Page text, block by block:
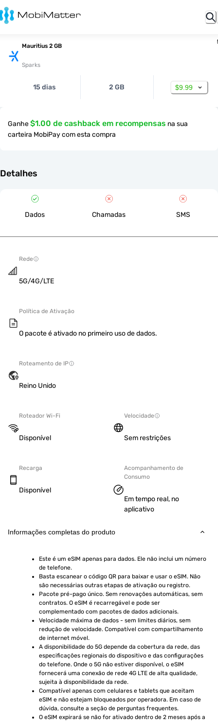
Mauritius 2 GB
Sparks
15 dias 2 GB $9.99
Ganhe$1.00 de cashback em recompensas na sua
carteira MobiPay com esta compra
Detalhes
Dados Chamadas SMS
Rede
5G/4G/LTE
Política de Ativação
O pacote é ativado no primeiro uso de dados.
Roteamento de IP
Reino Unido
Roteador Wi-Fi
Disponível
Velocidade
Sem restrições
Recarga
Disponível
Acompanhamento de
Consumo
Em tempo real, no
aplicativo
Informações completas do produto
Este é um eSIM apenas para dados. Ele não inclui um número
de telefone.
Basta escanear o código QR para baixar e usar o eSIM. Não
são necessárias outras etapas de ativação ou registro.
Pacote pré-pago único. Sem renovações automáticas, sem
contratos. O eSIM é recarregável e pode ser
complementado com pacotes de dados adicionais.
Velocidade máxima de dados - sem limites diários, sem
redução de velocidade. Compatível com compartilhamento
de internet móvel.
A disponibilidade do 5G depende da cobertura da rede, das
especificações regionais do dispositivo e das configurações
do telefone. Onde o 5G não estiver disponível, o eSIM
fornecerá uma conexão de rede 4G LTE de alta qualidade,
sujeita à disponibilidade da rede.
Compatível apenas com celulares e tablets que aceitam
eSIM e não estejam bloqueados por operadora. Em caso de
dúvida, consulte a seção de perguntas frequentes.
O eSIM expirará se não for ativado dentro de 2 meses após a